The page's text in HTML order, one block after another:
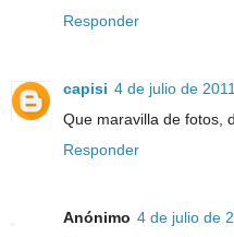
Responder
capisi 4 de julio de
Que maravilla de fotos,
Responder
Anónimo 4 de julio de